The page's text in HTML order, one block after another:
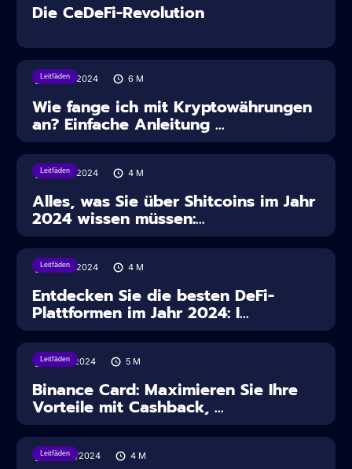
Die CeDeFi-Revolution
Leitfäden
16/04/2024 6 M
Wie fange ich mit Kryptowährungen
an? Einfache Anleitung ...
Leitfäden
16/04/2024 4 M
Alles, was Sie über Shitcoins im Jahr
2024 wissen müssen:...
Leitfäden
16/04/2024 4 M
Entdecken Sie die besten DeFi-
Plattformen im Jahr 2024: I...
Leitfäden
11/04/2024 5 M
Binance Card: Maximieren Sie Ihre
Vorteile mit Cashback, ...
Leitfäden
30/03/2024 4 M